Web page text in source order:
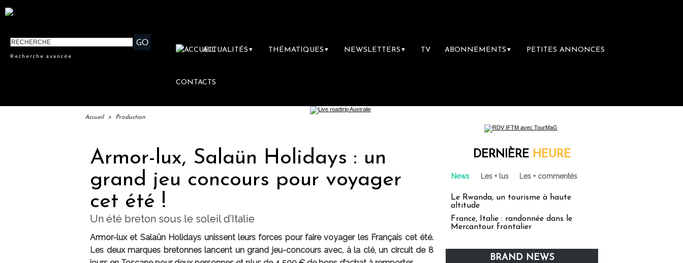
Recherche avancée
ACTUALITÉS ▼ THÉMATIQUES ▼ NEWSLETTERS ▼ TV ABONNEMENTS ▼ PETITES ANNONCES
CONTACTS
Accueil > Production
Armor-lux, Salaün Holidays : un
grand jeu concours pour voyager
cet été !
Un été breton sous le soleil d’Italie
Armor-lux et Salaün Holidays unissent leurs forces pour faire voyager les Français cet été.
Les deux marques bretonnes lancent un grand jeu-concours avec, à la clé, un circuit de 8
DERNIÈRE HEURE
News Les + lus Les + commentés
Le Rwanda, un tourisme à haute
altitude
France, Italie : randonnée dans le
Mercantour frontalier
BRAND NEWS